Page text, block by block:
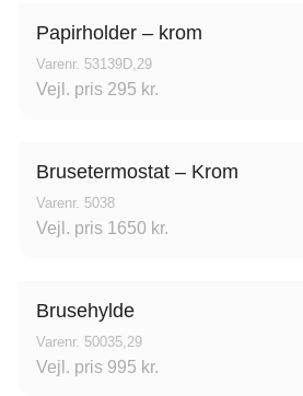
Papirholder – krom
Varenr. 53139D,29
Vejl. pris 295 kr.
Brusetermostat – Krom
Varenr. 5038
Vejl. pris 1650 kr.
Brusehylde
Varenr. 50035,29
Vejl. pris 995 kr.
– Glostrup
Ringvej 35, 2605